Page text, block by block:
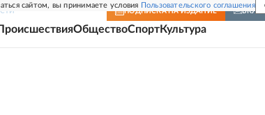
сайтом, вы принимаете условия Пользовательского соглашения
ПОДПИСКА НА ИЗДАНИЕ
ОбществоСпортКультура